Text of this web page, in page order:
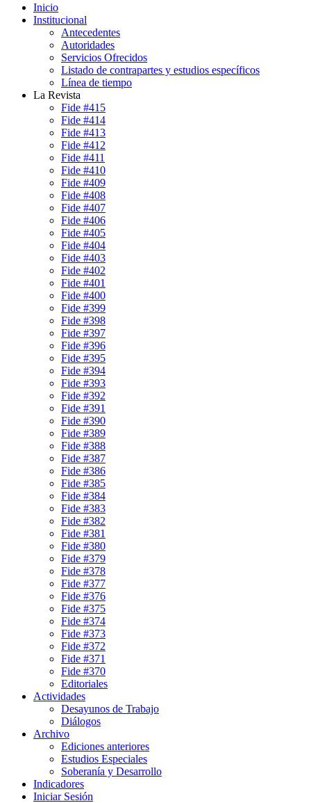
Inicio
Institucional
Antecedentes
Autoridades
Servicios Ofrecidos
Listado de contrapartes y estudios específicos
Línea de tiempo
La Revista
Fide #415
Fide #414
Fide #413
Fide #412
Fide #411
Fide #410
Fide #409
Fide #408
Fide #407
Fide #406
Fide #405
Fide #404
Fide #403
Fide #402
Fide #401
Fide #400
Fide #399
Fide #398
Fide #397
Fide #396
Fide #395
Fide #394
Fide #393
Fide #392
Fide #391
Fide #390
Fide #389
Fide #388
Fide #387
Fide #386
Fide #385
Fide #384
Fide #383
Fide #382
Fide #381
Fide #380
Fide #379
Fide #378
Fide #377
Fide #376
Fide #375
Fide #374
Fide #373
Fide #372
Fide #371
Fide #370
Editoriales
Actividades
Desayunos de Trabajo
Diálogos
Archivo
Ediciones anteriores
Estudios Especiales
Soberanía y Desarrollo
Indicadores
Iniciar Sesión